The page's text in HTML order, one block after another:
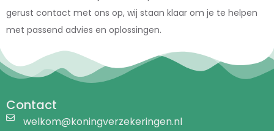
gerust contact met ons op, wij staan klaar om je te helpen
met passend advies en oplossingen.
Contact
welkom@koningverzekeringen.nl